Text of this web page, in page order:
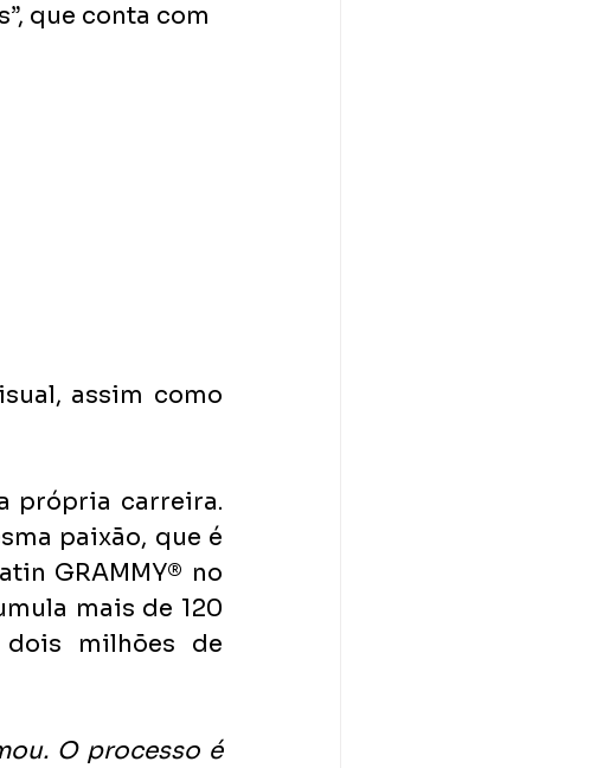
que conta com
assim como
própria carreira.
paixão, que é
GRAMMY® no
mais de 120
milhões de
O processo é